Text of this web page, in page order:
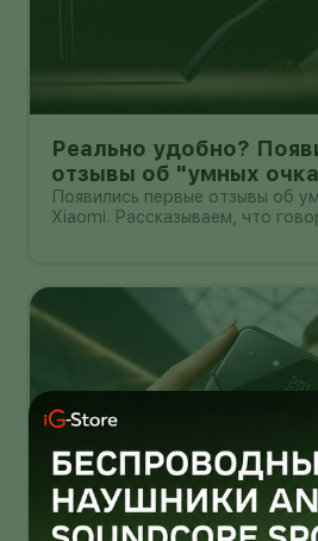
Реально удобно?
отзывы об "умных
дисплея" от Xioami
Появились первые отзывы об
Xiaomi. Рассказываем, что